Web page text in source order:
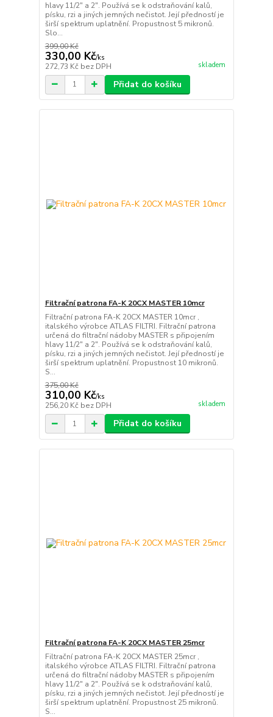
hlavy 11/2" a 2". Používá se k odstraňování kalů,
písku, rzi a jiných jemných nečistot. Její předností je
širší spektrum uplatnění. Propustnost 5 mikronů.
Slo...
399,00 Kč
330,00 Kč/ks
272,73 Kč bez DPH skladem
Přidat do košíku
Filtrační patrona FA-K 20CX MASTER 10mcr
Filtrační patrona FA-K 20CX MASTER 10mcr ,
italského výrobce ATLAS FILTRI. Filtrační patrona
určená do filtrační nádoby MASTER s připojením
hlavy 11/2" a 2". Používá se k odstraňování kalů,
písku, rzi a jiných jemných nečistot. Její předností je
širší spektrum uplatnění. Propustnost 10 mikronů.
S...
375,00 Kč
310,00 Kč/ks
256,20 Kč bez DPH skladem
Přidat do košíku
Filtrační patrona FA-K 20CX MASTER 25mcr
Filtrační patrona FA-K 20CX MASTER 25mcr ,
italského výrobce ATLAS FILTRI. Filtrační patrona
určená do filtrační nádoby MASTER s připojením
hlavy 11/2" a 2". Používá se k odstraňování kalů,
písku, rzi a jiných jemných nečistot. Její předností je
širší spektrum uplatnění. Propustnost 25 mikronů.
S...